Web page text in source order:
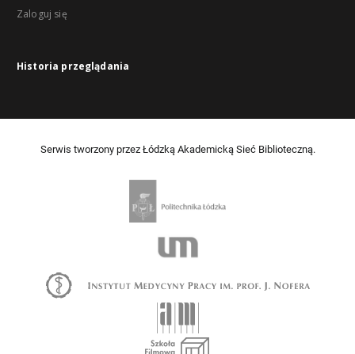
Zaloguj się
Historia przeglądania
Serwis tworzony przez Łódzką Akademicką Sieć Biblioteczną.